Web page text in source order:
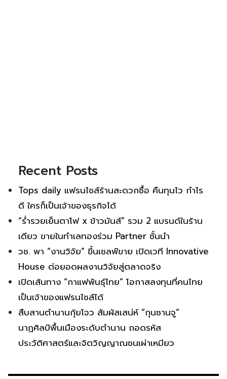
Recent Posts
Tops daily แฟรนไชส์ร้านสะดวกซื้อ คืนทุนไว กำไร
ดี ใครก็เป็นเจ้าของธุรกิจได้
“ร่ำรวยเย็นตาโฟ x ข้าวมันส์” รวม 2 แบรนด์ในร้าน
เดียว ขายในทำเลทองร่วม Partner ชั้นนำ
วช. พา “งานวิจัย” ขึ้นเชลฟ์ขาย เปิดเวที Innovative
House ต่อยอดผลงานวิจัยสู่ตลาดจริง
เปิดเส้นทาง “กาแฟพันธุ์ไทย” โอกาสลงทุนที่คนไทย
เป็นเจ้าของแฟรนไชส์ได้
สืบสานตำนานกุ้ยโจว สัมผัสเสน่ห์ “กุนซานจู”
นาฏศิลป์พื้นเมืองระดับตำนาน ถอดรหัส
ประวัติศาสตร์และจิตวิญญาณชนเผ่าเหมียว